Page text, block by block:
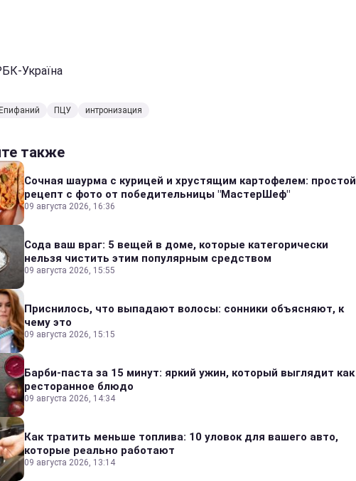
Україна
ПЦУ интронизация
также
Сочная шаурма с курицей и хрустящим картофелем: простой
рецепт с фото от победительницы "МастерШеф"
09 августа 2026, 16:36
Сода ваш враг: 5 вещей в доме, которые категорически
нельзя чистить этим популярным средством
09 августа 2026, 15:55
Приснилось, что выпадают волосы: сонники объясняют, к
чему это
09 августа 2026, 15:15
Барби-паста за 15 минут: яркий ужин, который выглядит как
ресторанное блюдо
09 августа 2026, 14:34
Как тратить меньше топлива: 10 уловок для вашего авто,
которые реально работают
09 августа 2026, 13:14